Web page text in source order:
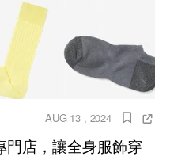
AUG 13 , 2024
門店，讓全身服飾穿